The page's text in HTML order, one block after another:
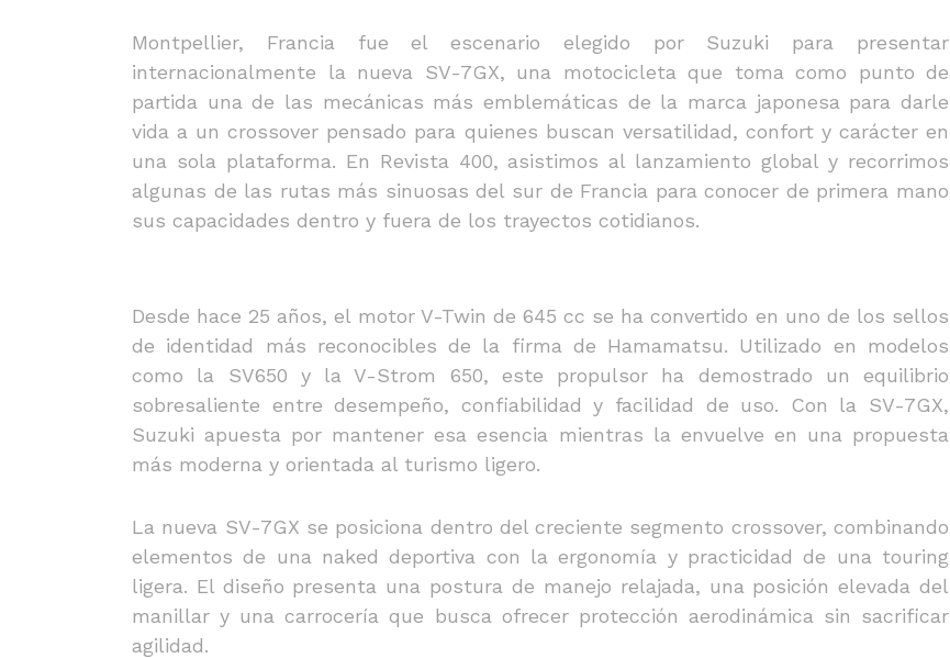
Montpellier, Francia fue el escenario elegido por Suzuki para presentar
internacionalmente la nueva SV-7GX, una motocicleta que toma como punto de
partida una de las mecánicas más emblemáticas de la marca japonesa para darle
vida a un crossover pensado para quienes buscan versatilidad, confort y carácter en
una sola plataforma. En Revista 400, asistimos al lanzamiento global y recorrimos
algunas de las rutas más sinuosas del sur de Francia para conocer de primera mano
sus capacidades dentro y fuera de los trayectos cotidianos.
Desde hace 25 años, el motor V-Twin de 645 cc se ha convertido en uno de los sellos
de identidad más reconocibles de la firma de Hamamatsu. Utilizado en modelos
como la SV650 y la V-Strom 650, este propulsor ha demostrado un equilibrio
sobresaliente entre desempeño, confiabilidad y facilidad de uso. Con la SV-7GX,
Suzuki apuesta por mantener esa esencia mientras la envuelve en una propuesta
más moderna y orientada al turismo ligero.
La nueva SV-7GX se posiciona dentro del creciente segmento crossover, combinando
elementos de una naked deportiva con la ergonomía y practicidad de una touring
ligera. El diseño presenta una postura de manejo relajada, una posición elevada del
manillar y una carrocería que busca ofrecer protección aerodinámica sin sacrificar
agilidad.